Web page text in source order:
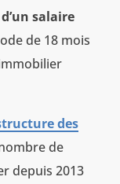
salaire
de 18 mois
des
de
depuis 2013